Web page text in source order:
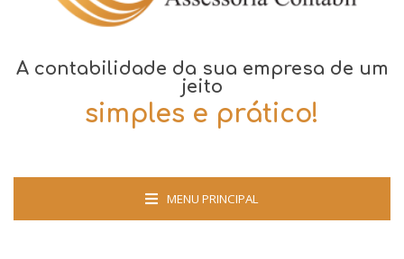
A contabilidade da sua empresa de um
jeito
simples e prático!
MENU PRINCIPAL